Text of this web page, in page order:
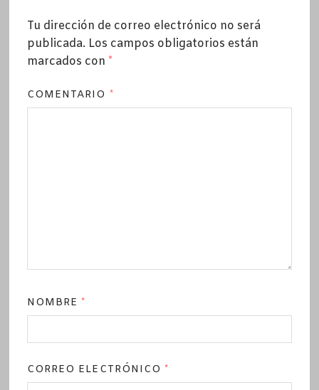
Tu dirección de correo electrónico no será
publicada. Los campos obligatorios están
marcados con *
COMENTARIO *
NOMBRE*
CORREO ELECTRÓNICO*